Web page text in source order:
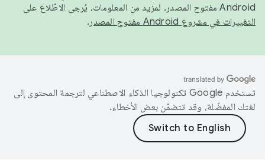
Android مفتوح المصدر. لمزيد من المعلومات، يُرجى الاطّلاع على
التغييرات في مشروع Android مفتوح المصدر
.
تستخدم Google تكنولوجيا الذكاء الاصطناعي لترجمة المحتوى إلى
لغتك المفضّلة، وقد تتضمّن بعض الأخطاء.